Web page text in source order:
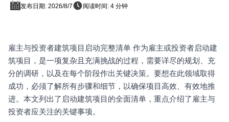
发布日期: 2026/8/7 阅读时间: 4 分钟
雇主与投资者建筑项目启动完整清单 作为雇主或投资者启动建
筑项目，是一项复杂且充满挑战的过程，需要详尽的规划、充
分的调研，以及在每个阶段作出关键决策。要想在此领域取得
成功，必须了解所有步骤和细节，以确保项目高效、有效地推
进。本文列出了启动建筑项目的全面清单，重点介绍了雇主与
投资者应关注的关键事项。